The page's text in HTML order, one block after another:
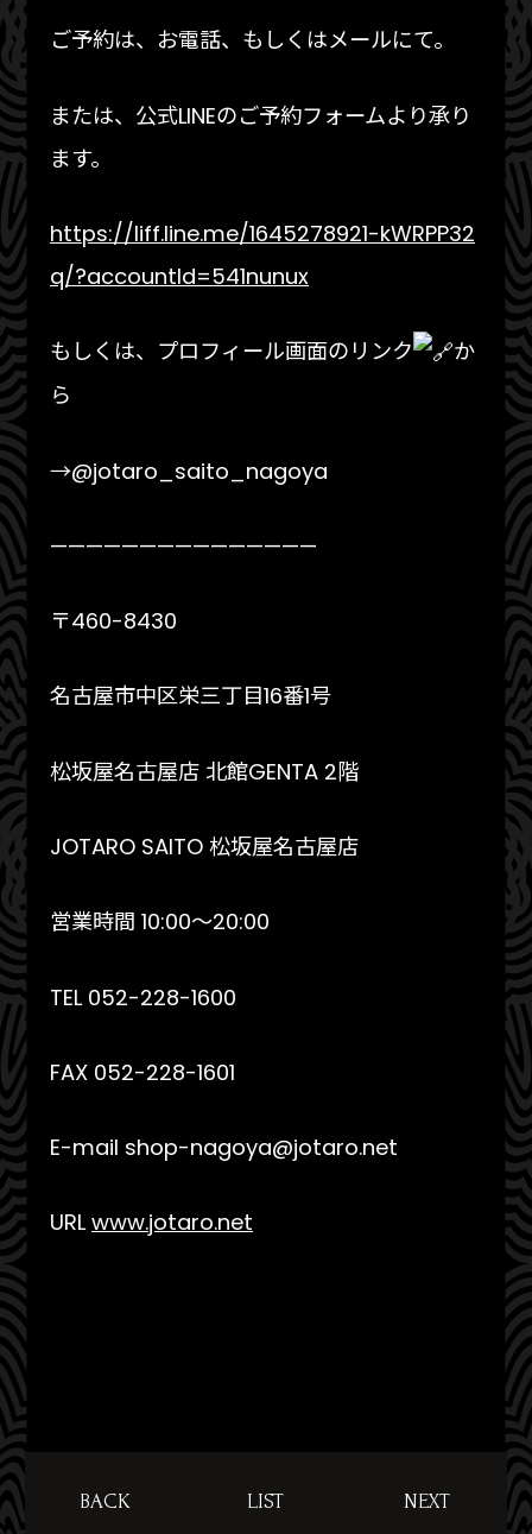
ご予約は、お電話、もしくはメールにて。
または、公式LINEのご予約フォームより承り
ます。
https://liff.line.me/1645278921-kWRPP32
q/?accountId=541nunux
もしくは、プロフィール画面のリンク
か
ら
→@jotaro_saito_nagoya
———————————————
〒460-8430
名古屋市中区栄三丁目16番1号
松坂屋名古屋店 北館GENTA 2階
JOTARO SAITO 松坂屋名古屋店
営業時間 10:00〜20:00
TEL 052-228-1600
FAX 052-228-1601
E-mail shop-nagoya@jotaro.net
URLwww.jotaro.net
BACK LIST NEXT